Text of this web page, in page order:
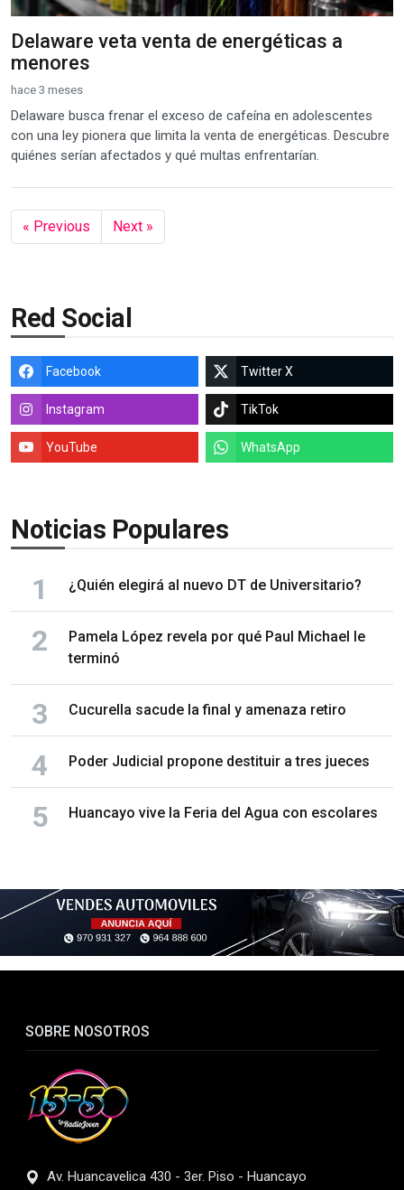
Delaware veta venta de energéticas a
menores
hace 3 meses
Delaware busca frenar el exceso de cafeína en adolescentes
con una ley pionera que limita la venta de energéticas. Descubre
quiénes serían afectados y qué multas enfrentarían.
« Previous Next »
Red Social
Facebook Twitter X
Instagram TikTok
YouTube WhatsApp
Noticias Populares
¿Quién elegirá al nuevo DT de Universitario?
Pamela López revela por qué Paul Michael le
terminó
Cucurella sacude la final y amenaza retiro
Poder Judicial propone destituir a tres jueces
Huancayo vive la Feria del Agua con escolares
SOBRE NOSOTROS
Av. Huancavelica 430 - 3er. Piso - Huancayo